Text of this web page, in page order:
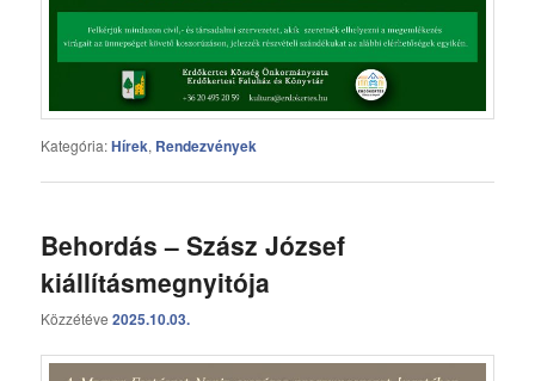
Kategória:Hírek, Rendezvények
Behordás – Szász József
kiállításmegnyitója
Közzétéve2025.10.03.